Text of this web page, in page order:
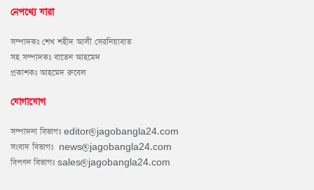
নেপথ্যে যারা
সম্পাদকঃ শেখ শহীদ আলী সেরনিয়াবাত
সহ সম্পাদকঃ বাতেন আহমেদ
প্রকাশকঃ আহমেদ রুবেল
যোগাযোগ
সম্পাদনা বিভাগঃ editor@jagobangla24.com
সংবাদ বিভাগঃ news@jagobangla24.com
বিপণন বিভাগঃ sales@jagobangla24.com